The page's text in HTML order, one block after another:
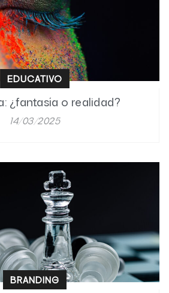
EDUCATIVO
¿fantasía o realidad?
14/03/2025
BRANDING